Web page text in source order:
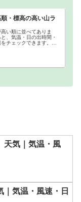
・標高の高い山ラ
い順に並べてありま
、気温・日の出時間・
チェックできます。静
天気｜気温・風
｜気温・風速・日